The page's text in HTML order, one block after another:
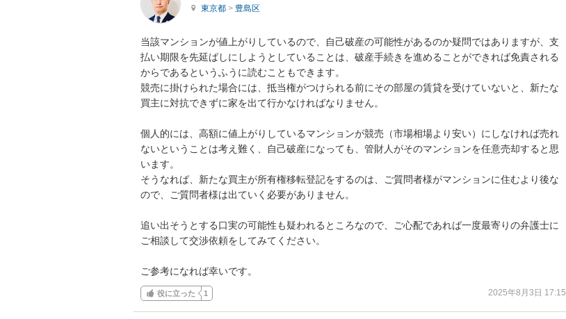
東京都 > 豊島区
当該マンションが値上がりしているので、自己破産の可能性があるのか疑問ではありますが、支
払い期限を先延ばしにしようとしていることは、破産手続きを進めることができれば免責される
からであるというふうに読むこともできます。
競売に掛けられた場合には、抵当権がつけられる前にその部屋の賃貸を受けていないと、新たな
買主に対抗できずに家を出て行かなければなりません。
個人的には、高額に値上がりしているマンションが競売（市場相場より安い）にしなければ売れ
ないということは考え難く、自己破産になっても、管財人がそのマンションを任意売却すると思
います。
そうなれば、新たな買主が所有権移転登記をするのは、ご質問者様がマンションに住むより後な
ので、ご質問者様は出ていく必要がありません。
追い出そうとする口実の可能性も疑われるところなので、ご心配であれば一度最寄りの弁護士に
ご相談して交渉依頼をしてみてください。
ご参考になれば幸いです。
役に立った 1 2025年8月3日 17:15